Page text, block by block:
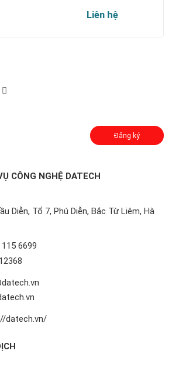
Liên hệ
Đăng ký
CÔNG NGHỆ DATECH
Diễn, Tổ 7, Phú Diễn, Bắc Từ Liêm, Hà
6699
datech.vn/